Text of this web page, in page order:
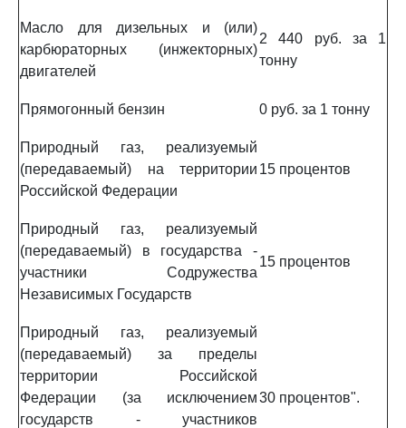
Масло для дизельных и (или)
карбюраторных (инжекторных)
двигателей
2 440 руб. за 1
тонну
Прямогонный бензин 0 руб. за 1 тонну
Природный газ, реализуемый
(передаваемый) на территории
Российской Федерации
15 процентов
Природный газ, реализуемый
(передаваемый) в государства -
участники Содружества
Независимых Государств
15 процентов
Природный газ, реализуемый
(передаваемый) за пределы
территории Российской
Федерации (за исключением
государств - участников
30 процентов".